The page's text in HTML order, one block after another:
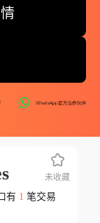
有 1 笔交易
未收藏